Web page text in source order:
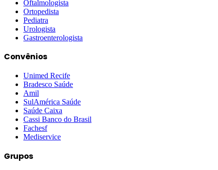
Oftalmologista
Ortopedista
Pediatra
Urologista
Gastroenterologista
Convênios
Unimed Recife
Bradesco Saúde
Amil
SulAmérica Saúde
Saúde Caixa
Cassi Banco do Brasil
Fachesf
Mediservice
Grupos